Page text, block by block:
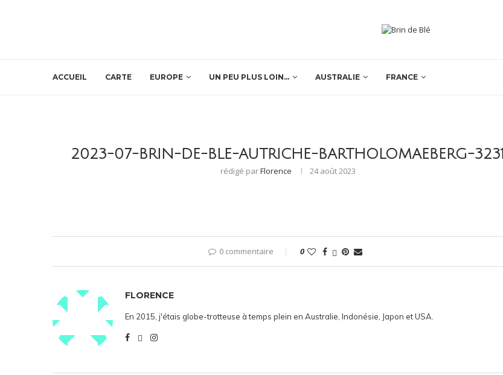
ACCUEIL CARTE EUROPE UN PEU PLUS LOIN… AUSTRALIE FRANCE
2023-07-BRIN-DE-BLE-AUTRICHE-BARTHOLOMAEBERG-3231
rédigé parFlorence 24 août 2023
0 commentaire 0
FLORENCE
En 2015, j'étais globe-trotteuse à temps plein en Australie, Indonésie, Japon et USA.